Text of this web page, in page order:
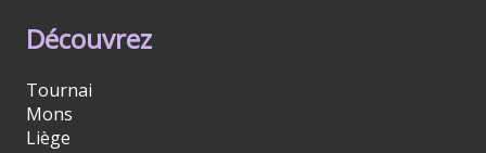
Découvrez
Tournai
Mons
Liège